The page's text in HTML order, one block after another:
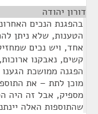
דורון יהודה
הטענות, שלא ניתן
אחד, ויש נכים
קשים, נאבקנו
הפגנה ממושכת
מוכן לתת – את
מספיק, אבל זה היה
שהתוספות האלה יינתנו